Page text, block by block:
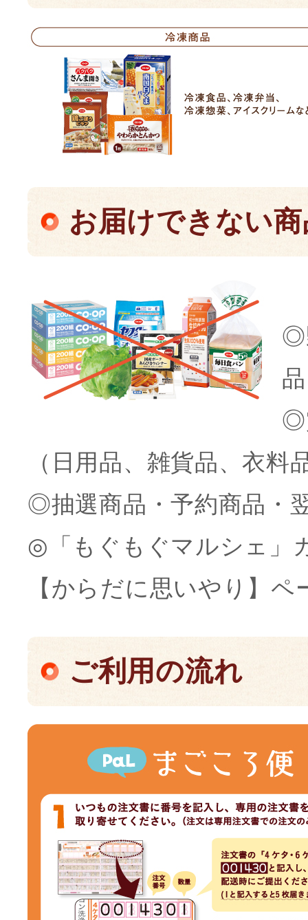
お届けできない
◎
◎
（日用品、雑貨品、衣料
◎抽選商品・予約商品・
◎「もぐもぐマルシェ」
【からだに思いやり】ペ
ご利用の流れ